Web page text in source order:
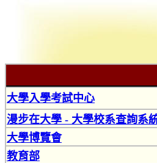
大學入學考試中心
漫步在大學 - 大學校系查詢系
大學博覽會
教育部